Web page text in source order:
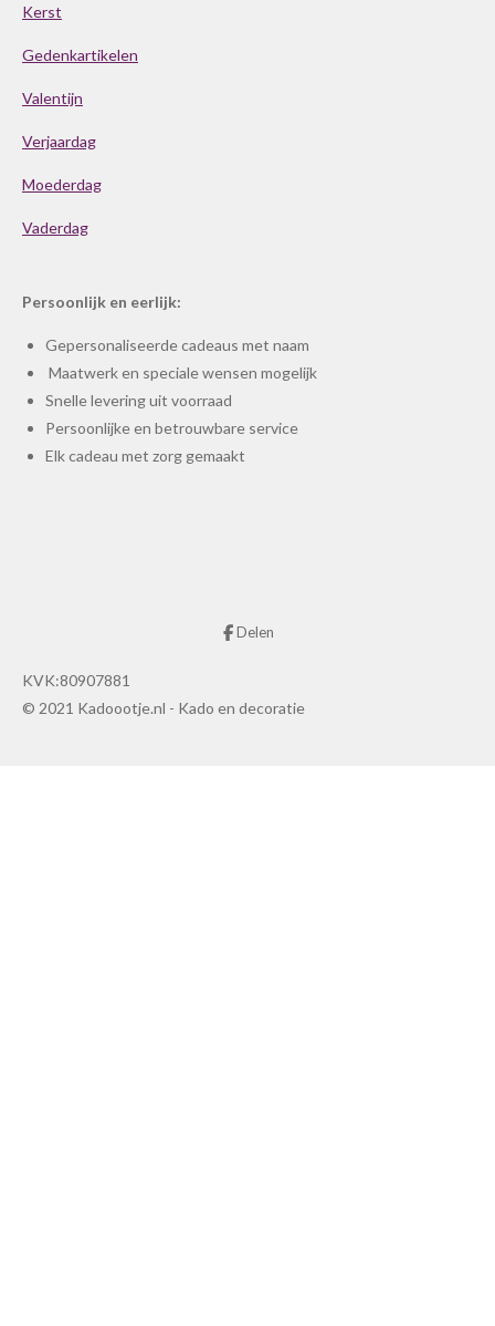
Kerst
Gedenkartikelen
Valentijn
Verjaardag
Moederdag
Vaderdag
Persoonlijk en eerlijk:
Gepersonaliseerde cadeaus met naam
Maatwerk en speciale wensen mogelijk
Snelle levering uit voorraad
Persoonlijke en betrouwbare service
Elk cadeau met zorg gemaakt
Delen
KVK:80907881
© 2021 Kadoootje.nl - Kado en decoratie